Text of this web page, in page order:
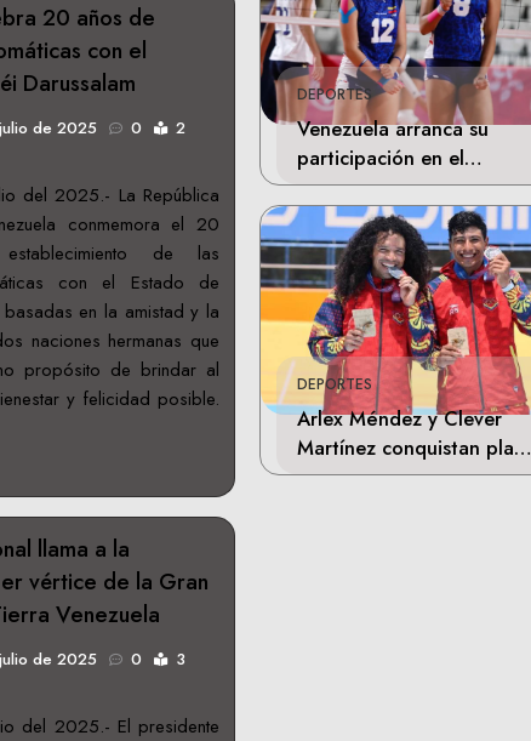
DEPORTES
Venezuela arranca su
participación en el
Mundial Sub-17 de
Voleibol en Chile
DEPORTES
Arlex Méndez y Clever
Martínez conquistan plata
en Juegos
20 años de
con el
Darussalam
de 2025 0
2
del 2025.- La República
conmemora el 20
de las
con el Estado de
basadas en la amistad y la
naciones hermanas que
propósito de brindar al
y felicidad posible.
llama a la
vértice de la Gran
Venezuela
de 2025 0
3
del 2025.- El presidente